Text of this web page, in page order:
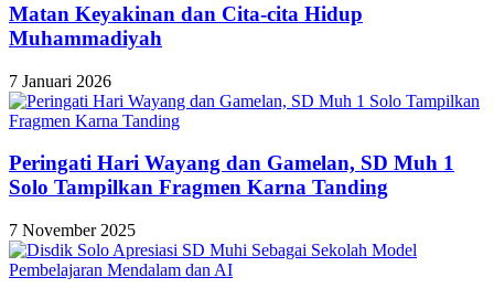
Matan Keyakinan dan Cita-cita Hidup
Muhammadiyah
7 Januari 2026
Peringati Hari Wayang dan Gamelan, SD Muh 1
Solo Tampilkan Fragmen Karna Tanding
7 November 2025